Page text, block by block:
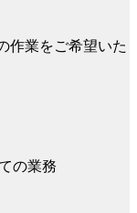
作業をご希望いた
の業務